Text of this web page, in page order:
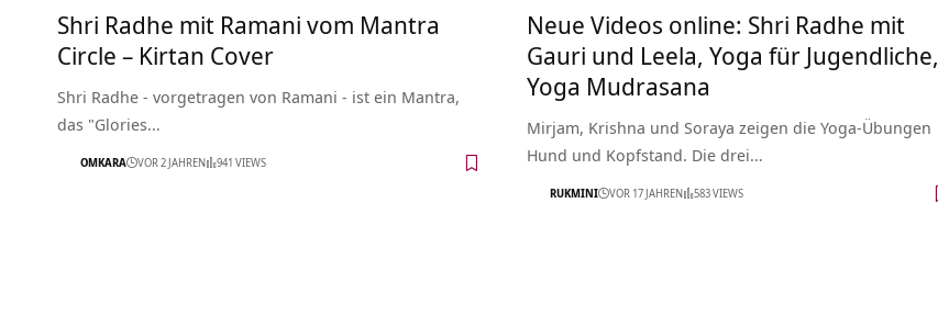
Shri Radhe mit Ramani vom Mantra
Circle – Kirtan Cover
Shri Radhe - vorgetragen von Ramani - ist ein Mantra,
das "Glories…
OMKARA VOR 2 JAHREN 941 VIEWS
Neue Videos online: Shri Radhe mit
Gauri und Leela, Yoga für Jugendliche,
Yoga Mudrasana
Mirjam, Krishna und Soraya zeigen die Yoga-Übungen
Hund und Kopfstand. Die drei…
RUKMINI VOR 17 JAHREN 583 VIEWS